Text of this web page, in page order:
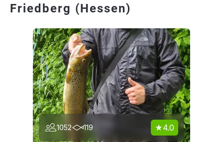
Friedberg (Hessen)
1052 119 4.0